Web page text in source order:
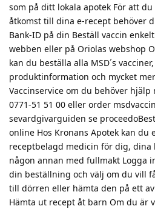
som på ditt lokala apotek För att
åtkomst till dina e-recept behöver
Bank-ID på din Beställ vaccin
webben eller på Oriolas webshop
kan du beställa alla MSD´s
produktinformation och mycket
Vaccinservice om du behöver
0771-51 51 00 eller order
sevardgivarguiden se
online Hos Kronans Apotek kan du
receptbelagd medicin för dig,
någon annan med fullmakt Logga
din beställning och välj om du vill
till dörren eller hämta den på ett
Hämta ut recept åt barn Om du är